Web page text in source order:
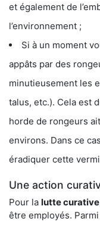
et également de
l’environnement ;
Si à un moment
appâts par des
minutieusement les
talus, etc.). Cela est
horde de rongeurs
environs. Dans ce
éradiquer cette
Une action
Pour la lutte curative
être employés.